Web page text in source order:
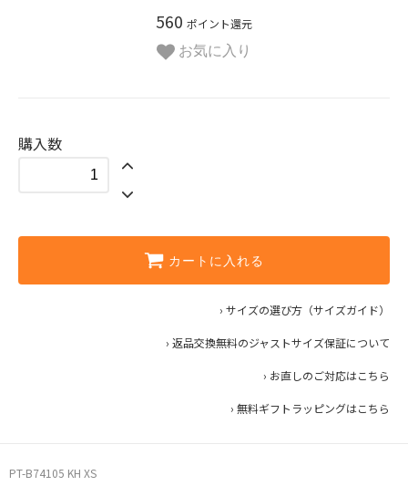
560 ポイント還元
お気に入り
購入数
カートに入れる
› サイズの選び方（サイズガイド）
› 返品交換無料のジャストサイズ保証について
› お直しのご対応はこちら
› 無料ギフトラッピングはこちら
PT-B74105 KH XS